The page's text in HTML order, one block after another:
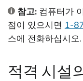
참고: 컴퓨터가
점이 있으시면 1-
스에 전화하십시오.
적격 시설